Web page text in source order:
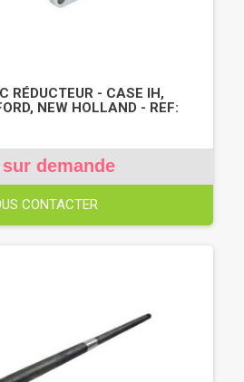
RÉDUCTEUR - CASE IH,
NEW HOLLAND - REF:
demande
CONTACTER